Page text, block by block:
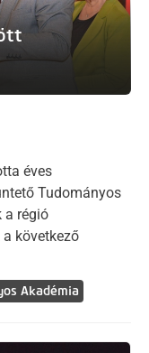
éves
Tudományos
a régió
következő
Akadémia